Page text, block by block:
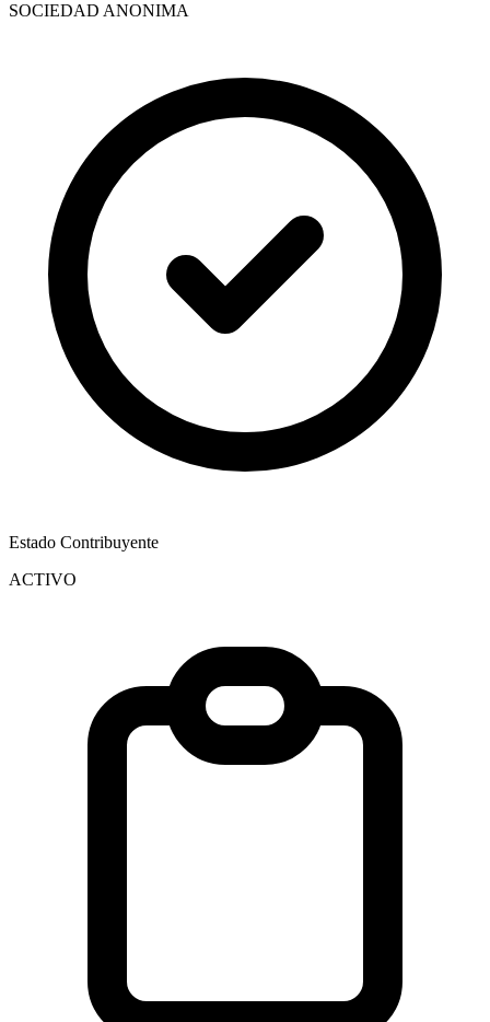
SOCIEDAD ANONIMA
Estado Contribuyente
ACTIVO